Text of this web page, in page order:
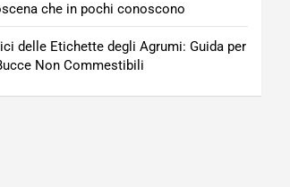
che in pochi conoscono
delle Etichette degli Agrumi: Guida per
Non Commestibili